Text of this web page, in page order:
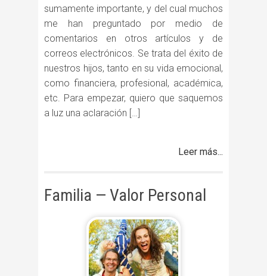
sumamente importante, y del cual muchos
me han preguntado por medio de
comentarios en otros artículos y de
correos electrónicos. Se trata del éxito de
nuestros hijos, tanto en su vida emocional,
como financiera, profesional, académica,
etc. Para empezar, quiero que saquemos
a luz una aclaración […]
Leer más...
Familia — Valor Personal